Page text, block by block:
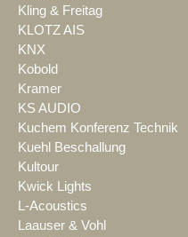
Kling & Freitag
KLOTZ AIS
KNX
Kobold
Kramer
KS AUDIO
Kuchem Konferenz Technik
Kuehl Beschallung
Kultour
Kwick Lights
L-Acoustics
Laauser & Vohl